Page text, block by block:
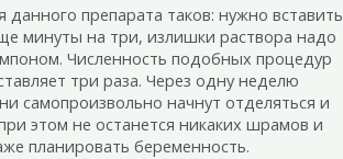
препарата таков: нужно вставить
минуты на три, излишки раствора надо
Численность подобных процедур
три раза. Через одну неделю
самопроизвольно начнут отделяться и
этом не останется никаких шрамов и
планировать беременность.